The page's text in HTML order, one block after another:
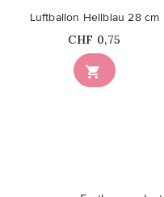

Luftballon Hellblau 28 cm
Price
CHF 0,75